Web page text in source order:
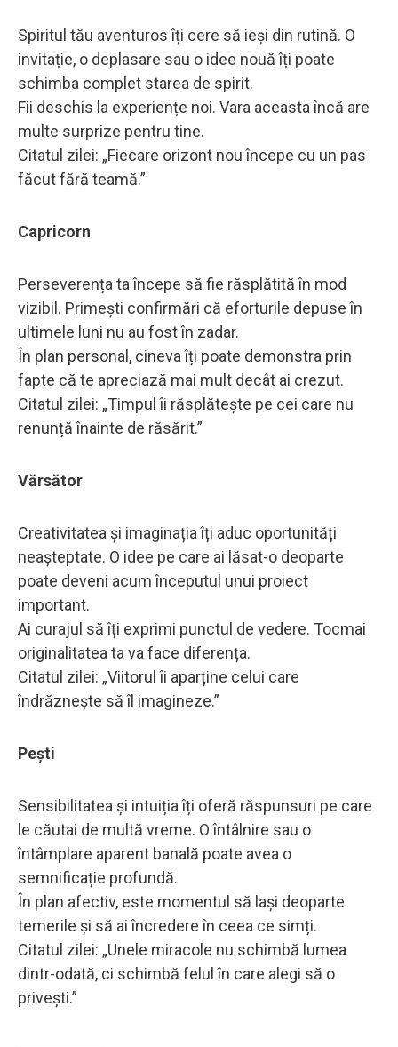
Spiritul tău aventuros îți cere să ieși din rutină. O
invitație, o deplasare sau o idee nouă îți poate
schimba complet starea de spirit.
Fii deschis la experiențe noi. Vara aceasta încă are
multe surprize pentru tine.
Citatul zilei: „Fiecare orizont nou începe cu un pas
făcut fără teamă.”
Capricorn
Perseverența ta începe să fie răsplătită în mod
vizibil. Primești confirmări că eforturile depuse în
ultimele luni nu au fost în zadar.
În plan personal, cineva îți poate demonstra prin
fapte că te apreciază mai mult decât ai crezut.
Citatul zilei: „Timpul îi răsplătește pe cei care nu
renunță înainte de răsărit.”
Vărsător
Creativitatea și imaginația îți aduc oportunități
neașteptate. O idee pe care ai lăsat-o deoparte
poate deveni acum începutul unui proiect
important.
Ai curajul să îți exprimi punctul de vedere. Tocmai
originalitatea ta va face diferența.
Citatul zilei: „Viitorul îi aparține celui care
îndrăznește să îl imagineze.”
Pești
Sensibilitatea și intuiția îți oferă răspunsuri pe care
le căutai de multă vreme. O întâlnire sau o
întâmplare aparent banală poate avea o
semnificație profundă.
În plan afectiv, este momentul să lași deoparte
temerile și să ai încredere în ceea ce simți.
Citatul zilei: „Unele miracole nu schimbă lumea
dintr-odată, ci schimbă felul în care alegi să o
privești.”